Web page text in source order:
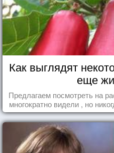
Как выглядят
еще
Предлагаем посмотреть на
многократно видели , но